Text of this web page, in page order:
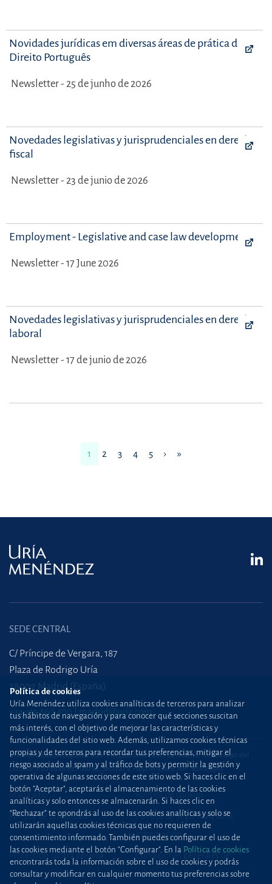
Novidades jurídicas em diversas áreas de prática do
Direito Português
Newsletter - 25 de junho de 2026
Novedades legislativas y jurisprudenciales en derecho
fiscal
Newsletter - 23 de junio de 2026
Employment - Legislative and case law developments
Newsletter - 17 June 2026
Novedades legislativas y jurisprudenciales en derecho
laboral
Newsletter - 17 de junio de 2026
1 2 3 4 5 › »
SEDE CENTRAL
C/ Príncipe de Vergara, 187
Plaza de Rodrigo Uría
28002 Madrid (España)
+34 915 860 400 madrid@uria.com
Uría Menéndez Abogados, S.L.P. | Registro Mercantil de Madrid, Tomo 24490 del
Libro de Inscripciones Folio 42, Sección 8, Hoja M-43976. NIF: B28563963
Mapa web Política de cookies
Política de privacidad
Política de Seguridad de la
Información
Protección contraphishing
Condiciones generales de
contratación
Política de cookies
Uría Menéndez utiliza cookies analíticas de terceros para analizar
tus hábitos de navegación y para conocer qué secciones suscitan
más interés, con el objetivo de mejorar las características y
funcionalidades del sitio web. Además, utilizamos cookies técnicas
propias y de terceros para recordar tus preferencias, mitigar el
riesgo asociado al spam y al tráfico de bots y permitir la gestión y
operativa de algunas secciones de este sitio web. Si haces clic en el
botón "Aceptar", aceptarás el almacenamiento de las cookies
analíticas y solo entonces se almacenarán. Si haces clic en
“Rechazar” te opondrás al uso de las cookies analíticas y solo se
utilizarán aquellas cookies técnicas que no requieren de
consentimiento informado. También puedes configurar el uso de
las cookies mediante el botón "Configurar". En la Política de cookies
encontrarás toda la información sobre el uso de cookies y podrás
consultar y modificar en cualquier momento tus preferencias sobre